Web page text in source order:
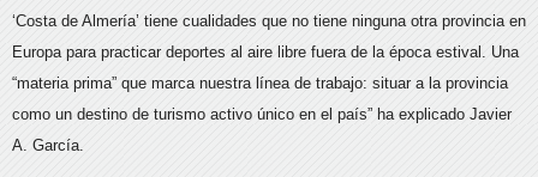
‘Costa de Almería’ tiene cualidades que no tiene ninguna otra provincia en
Europa para practicar deportes al aire libre fuera de la época estival. Una
“materia prima” que marca nuestra línea de trabajo: situar a la provincia
como un destino de turismo activo único en el país” ha explicado Javier
A. García.